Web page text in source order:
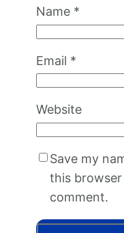
Name *
Email *
Website
Save my
this
comment.